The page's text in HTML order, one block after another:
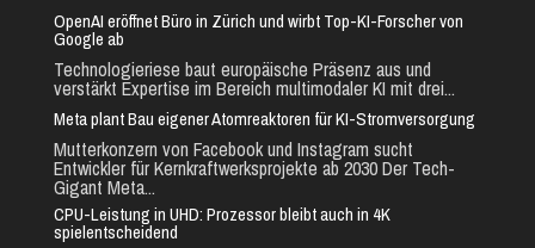
OpenAI eröffnet Büro in Zürich und wirbt Top-KI-Forscher von
Google ab
Technologieriese baut europäische Präsenz aus und
verstärkt Expertise im Bereich multimodaler KI mit drei...
Meta plant Bau eigener Atomreaktoren für KI-Stromversorgung
Mutterkonzern von Facebook und Instagram sucht
Entwickler für Kernkraftwerksprojekte ab 2030 Der Tech-
Gigant Meta...
CPU-Leistung in UHD: Prozessor bleibt auch in 4K
spielentscheidend